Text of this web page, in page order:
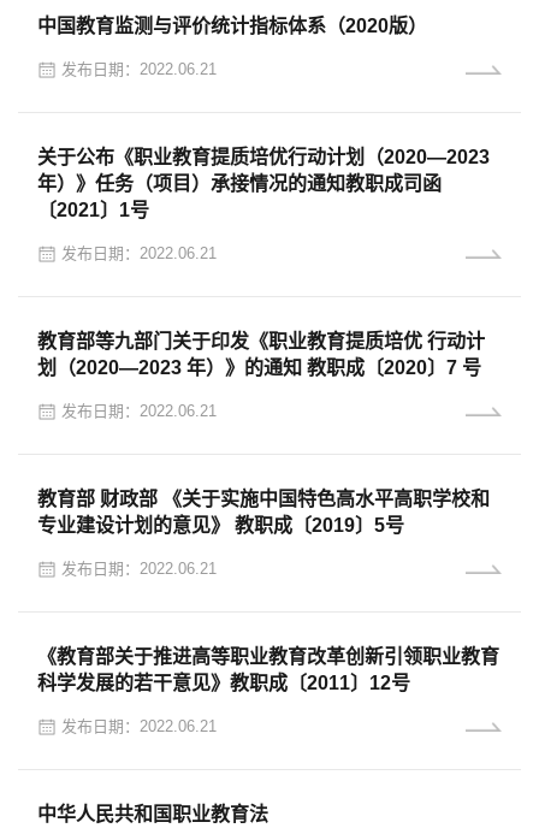
中国教育监测与评价统计指标体系（2020版）
发布日期：2022.06.21
关于公布《职业教育提质培优行动计划（2020—2023
年）》任务（项目）承接情况的通知教职成司函
〔2021〕1号
发布日期：2022.06.21
教育部等九部门关于印发《职业教育提质培优 行动计
划（2020—2023 年）》的通知 教职成〔2020〕7 号
发布日期：2022.06.21
教育部 财政部 《关于实施中国特色高水平高职学校和
专业建设计划的意见》 教职成〔2019〕5号
发布日期：2022.06.21
《教育部关于推进高等职业教育改革创新引领职业教育
科学发展的若干意见》教职成〔2011〕12号
发布日期：2022.06.21
中华人民共和国职业教育法